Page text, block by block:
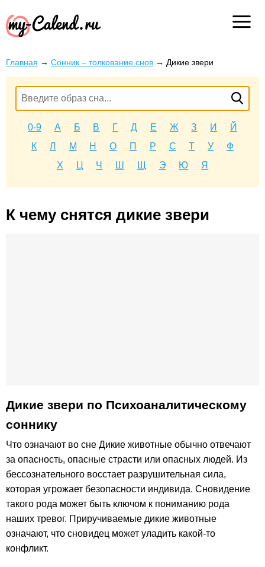
Главная → Сонник – толкование снов → Дикие звери
0-9 А Б В Г Д Е Ж З И
Й
К
Л М Н О П Р С Т У
Ф
Х
Ц Ч Ш Щ Э Ю Я
К чему снятся дикие звери
Дикие звери по Психоаналитическому
соннику
Что означают во сне Дикие животные обычно отвечают
за опасность, опасные страсти или опасных людей. Из
бессознательного восстает разрушительная сила,
которая угрожает безопасности индивида. Сновидение
такого рода может быть ключом к пониманию рода
наших тревог. Приручиваемые дикие животные
означают, что сновидец может уладить какой-то
конфликт.